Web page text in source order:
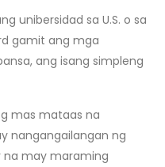
unibersidad sa U.S. o sa
gamit ang mga
ang isang simpleng
mas mataas na
nangangailangan ng
na may maraming